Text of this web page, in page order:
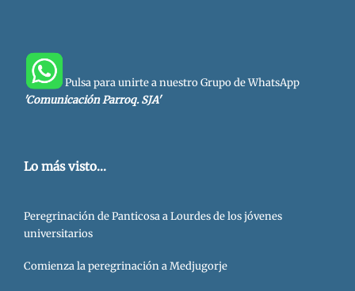
Pulsa para unirte a nuestro Grupo de WhatsApp
'Comunicación Parroq. SJA'
Lo más visto...
Peregrinación de Panticosa a Lourdes de los jóvenes
universitarios
Comienza la peregrinación a Medjugorje